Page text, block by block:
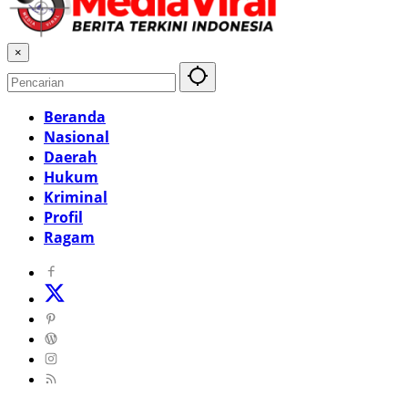
×
Beranda
Nasional
Daerah
Hukum
Kriminal
Profil
Ragam